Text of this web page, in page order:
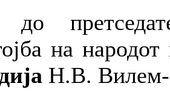
до
на
Н.В. Вилем-